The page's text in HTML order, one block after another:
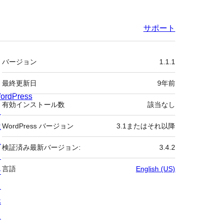
サポート
メ
タ
バージョン 1.1.1
最終更新日 9年前
有効インストール数 該当なし
WordPress バージョン 3.1またはそれ以降
検証済み最新バージョン: 3.4.2
言語 English (US)